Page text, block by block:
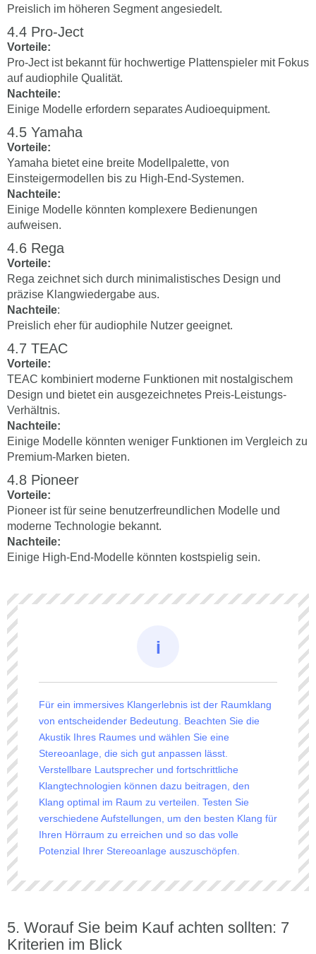
Preislich im höheren Segment angesiedelt.
Pro-Ject
Vorteile:
Pro-Ject ist bekannt für hochwertige Plattenspieler mit Fokus
auf audiophile Qualität.
Nachteile:
Einige Modelle erfordern separates Audioequipment.
Yamaha
Vorteile:
Yamaha bietet eine breite Modellpalette, von
Einsteigermodellen bis zu High-End-Systemen.
Nachteile:
Einige Modelle könnten komplexere Bedienungen
aufweisen.
Rega
Vorteile:
Rega zeichnet sich durch minimalistisches Design und
präzise Klangwiedergabe aus.
Nachteile:
Preislich eher für audiophile Nutzer geeignet.
TEAC
Vorteile:
TEAC kombiniert moderne Funktionen mit nostalgischem
Design und bietet ein ausgezeichnetes Preis-Leistungs-
Verhältnis.
Nachteile:
Einige Modelle könnten weniger Funktionen im Vergleich zu
Premium-Marken bieten.
Pioneer
Vorteile:
Pioneer ist für seine benutzerfreundlichen Modelle und
moderne Technologie bekannt.
Nachteile:
Einige High-End-Modelle könnten kostspielig sein.
Für ein immersives Klangerlebnis ist der Raumklang
von entscheidender Bedeutung. Beachten Sie die
Akustik Ihres Raumes und wählen Sie eine
Stereoanlage, die sich gut anpassen lässt.
Verstellbare Lautsprecher und fortschrittliche
Klangtechnologien können dazu beitragen, den
Klang optimal im Raum zu verteilen. Testen Sie
verschiedene Aufstellungen, um den besten Klang für
Ihren Hörraum zu erreichen und so das volle
Potenzial Ihrer Stereoanlage auszuschöpfen.
Worauf Sie beim Kauf achten sollten: 7
Kriterien im Blick